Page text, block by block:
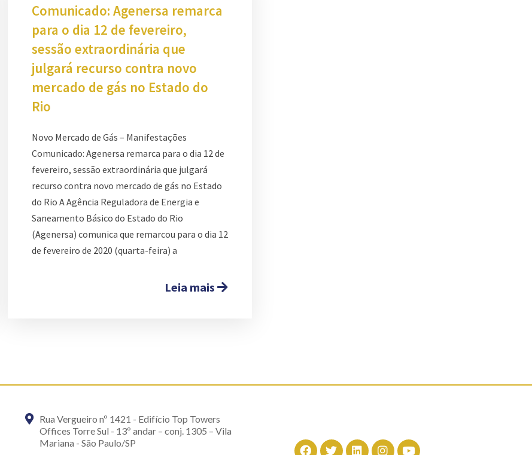
Comunicado: Agenersa remarca
para o dia 12 de fevereiro,
sessão extraordinária que
julgará recurso contra novo
mercado de gás no Estado do
Rio
Novo Mercado de Gás – Manifestações
Comunicado: Agenersa remarca para o dia 12 de
fevereiro, sessão extraordinária que julgará
recurso contra novo mercado de gás no Estado
do Rio A Agência Reguladora de Energia e
Saneamento Básico do Estado do Rio
(Agenersa) comunica que remarcou para o dia 12
de fevereiro de 2020 (quarta-feira) a
Leia mais
Rua Vergueiro nº 1421 - Edifício Top Towers
Offices Torre Sul - 13º andar – conj. 1305 – Vila
Mariana - São Paulo/SP